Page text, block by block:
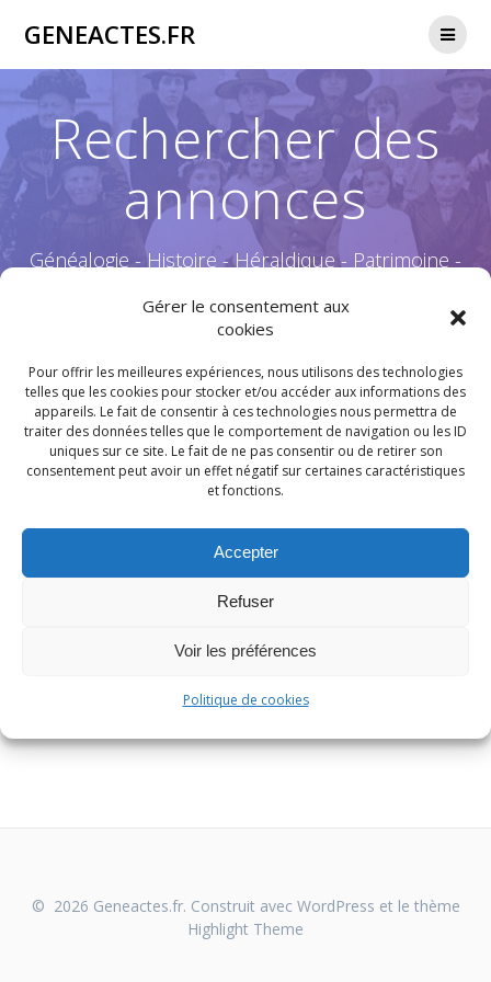
Gérer le consentement aux
cookies
Pour offrir les meilleures expériences, nous utilisons des technologies
telles que les cookies pour stocker et/ou accéder aux informations des
appareils. Le fait de consentir à ces technologies nous permettra de
traiter des données telles que le comportement de navigation ou les ID
uniques sur ce site. Le fait de ne pas consentir ou de retirer son
consentement peut avoir un effet négatif sur certaines caractéristiques
et fonctions.
Accepter
Refuser
Voir les préférences
Politique de cookies
GENEACTES.FR
Rechercher des
annonces
Généalogie - Histoire - Héraldique - Patrimoine -
[AWPCPSEARCHADS]
© 2026 Geneactes.fr. Construit avec WordPress et le thème
Highlight Theme